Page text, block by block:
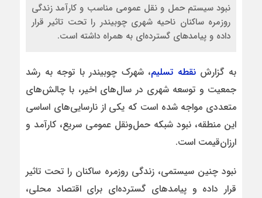
نبود سیستم حمل و نقل عمومی مناسب و کارآمد زندگی
روزمره ساکنان ناحیه شهری چوبیندر را تحت تاثیر قرار
داده و پیامدهای گسترده‌ای به همراه داشته است.
به گزارشنقطه تسلیم، شهرک چوبیندر با توجه به رشد
جمعیت و توسعه شهری در سال‌های اخیر، با چالش‌های
متعددی مواجه شده است که یکی از نارسایی‌های اساسی
این منطقه، نبود شبکه حمل‌ونقل عمومی سریع، کارآمد و
ارزان‌قیمت است.
نبود چنین سیستمی، زندگی روزمره ساکنان را تحت تاثیر
قرار داده و پیامدهای گسترده‌ای برای اقتصاد محلی،